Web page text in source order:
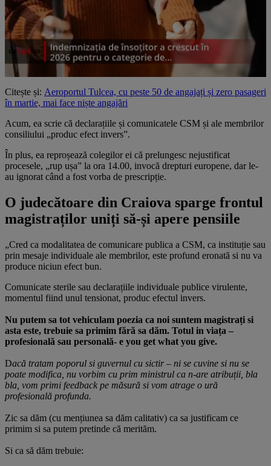
Citește și: Aeroportul Tulcea, cu peste 50 de angajați și zero pasageri
în martie, mai face niște angajări
Acum, ea scrie că declarațiile și comunicatele CSM și ale membrilor
consiliului „produc efect invers”.
În plus, ea reproșează colegilor ei că prelungesc nejustificat
procesele, „rup ușa” la ora 14.00, invocă drepturi europene, dar le-
au ignorat când a fost vorba de prescripție.
O judecătoare din Craiova sparge frontul
magistraților uniți să-și apere pensiile
„Cred ca modalitatea de comunicare publica a CSM, ca instituție sau
prin mesaje individuale ale membrilor, este profund eronată si nu va
produce niciun efect bun.
Comunicate sterile sau declarațiile individuale publice virulente,
momentul fiind unul tensionat, produc efectul invers.
Nu putem sa tot vehiculam poezia ca noi suntem magistrați si
asta este, trebuie sa primim fără sa dăm. Totul in viața –
profesională sau personală- e you get what you give.
Dacă tratam poporul si guvernul cu sictir – ni se cuvine si nu se
poate modifica, nu vorbim cu prim ministrul ca n-are atribuții, bla
bla, vom primi feedback pe măsură si vom atrage o ură
profesională profunda.
Zic sa dăm (cu mențiunea sa dăm calitativ) ca sa justificam ce
primim si sa putem pretinde că merităm.
Si ca să dăm trebuie: